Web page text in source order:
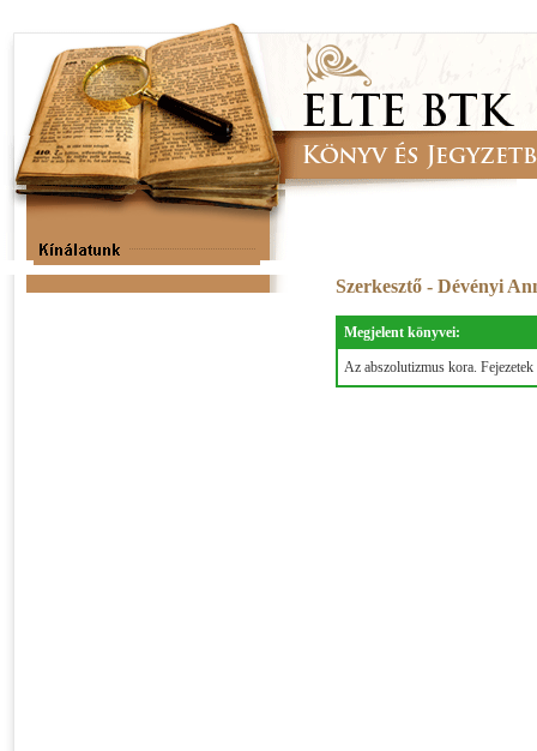
Szerkesztő - Dévényi
Megjelent könyvei:
Az abszolutizmus kora.